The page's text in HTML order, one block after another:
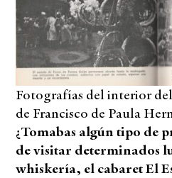
Fotografías del interior
de Francisco de Paula
¿Tomabas algún tipo de
de visitar determinados
whiskería, el cabaret El